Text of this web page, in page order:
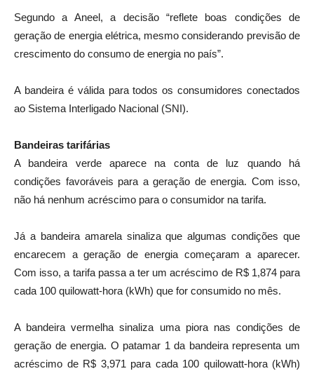
Segundo a Aneel, a decisão “reflete boas condições de
geração de energia elétrica, mesmo considerando previsão de
crescimento do consumo de energia no país”.
A bandeira é válida para todos os consumidores conectados
ao Sistema Interligado Nacional (SNI).
Bandeiras tarifárias
A bandeira verde aparece na conta de luz quando há
condições favoráveis para a geração de energia. Com isso,
não há nenhum acréscimo para o consumidor na tarifa.
Já a bandeira amarela sinaliza que algumas condições que
encarecem a geração de energia começaram a aparecer.
Com isso, a tarifa passa a ter um acréscimo de R$ 1,874 para
cada 100 quilowatt-hora (kWh) que for consumido no mês.
A bandeira vermelha sinaliza uma piora nas condições de
geração de energia. O patamar 1 da bandeira representa um
acréscimo de R$ 3,971 para cada 100 quilowatt-hora (kWh)